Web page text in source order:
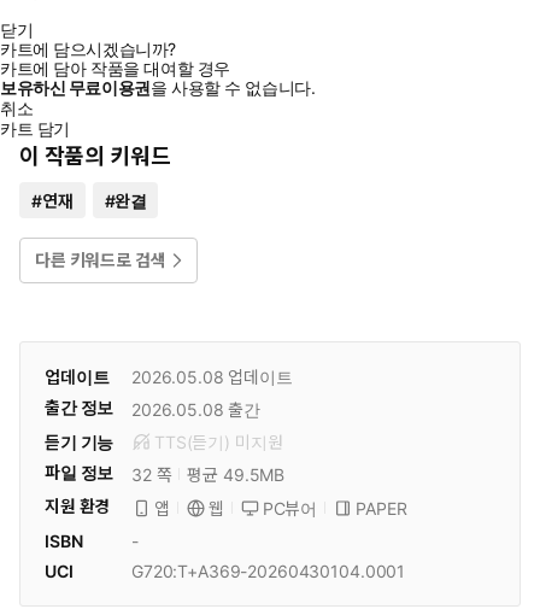
닫기
카트에 담으시겠습니까?
카트에 담아 작품을 대여할 경우
보유하신 무료이용권을 사용할 수 없습니다.
취소
카트 담기
이 작품의 키워드
#연재 #완결
다른 키워드로 검색
업데이트 2026.05.08 업데이트
출간 정보
2026.05.08 출간
듣기 기능
TTS(듣기) 미 지원
파일 정보
32 쪽
평균 49.5MB
지원 환경
앱 웹 PC뷰어
PAPER
ISBN
-
UCI
G720:T+A369-20260430104.0001